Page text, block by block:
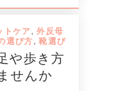
トケア,外反母
選び方,靴選び
や歩き方
せんか